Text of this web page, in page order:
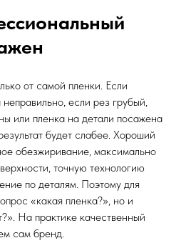
от самой пленки. Если
если рез грубый,
или пленка на детали посажена
будет слабее. Хороший
обезжиривание, максимально
точную технологию
по деталям. Поэтому для
«какая пленка?», но и
На практике качественный
сам бренд.